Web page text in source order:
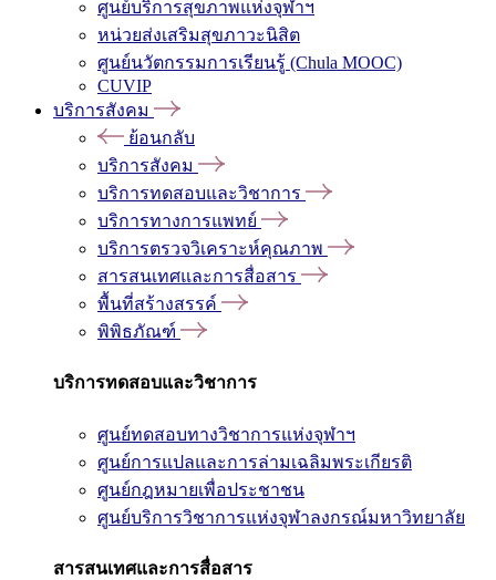
ศูนย์บริการสุขภาพแห่งจุฬาฯ
หน่วยส่งเสริมสุขภาวะนิสิต
ศูนย์นวัตกรรมการเรียนรู้ (Chula MOOC)
CUVIP
บริการสังคม
ย้อนกลับ
บริการสังคม
บริการทดสอบและวิชาการ
บริการทางการแพทย์
บริการตรวจวิเคราะห์คุณภาพ
สารสนเทศและการสื่อสาร
พื้นที่สร้างสรรค์
พิพิธภัณฑ์
บริการทดสอบและวิชาการ
ศูนย์ทดสอบทางวิชาการแห่งจุฬาฯ
ศูนย์การแปลและการล่ามเฉลิมพระเกียรติ
ศูนย์กฎหมายเพื่อประชาชน
ศูนย์บริการวิชาการแห่งจุฬาลงกรณ์มหาวิทยาลัย
สารสนเทศและการสื่อสาร